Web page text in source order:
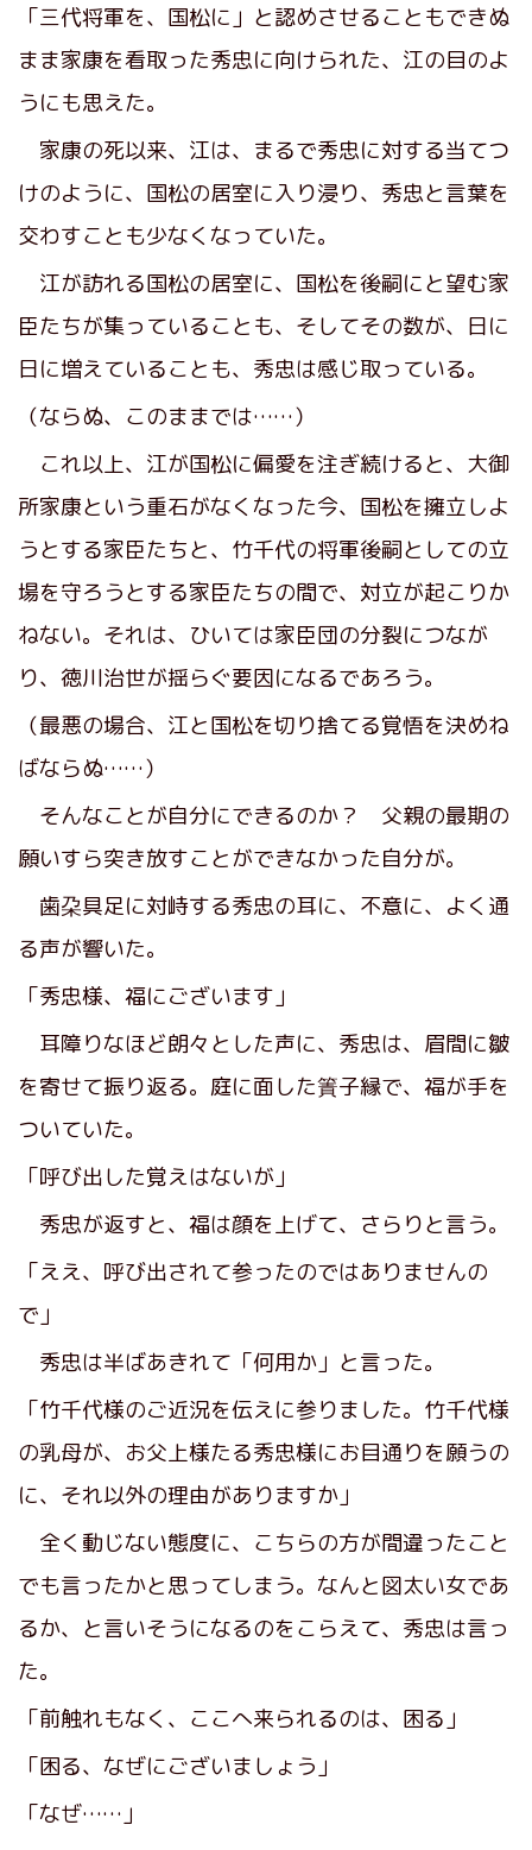
「三代将軍を、国松に」と認めさせることもできぬ
まま家康を看取った秀忠に向けられた、江の目のよ
うにも思えた。
家康の死以来、江は、まるで秀忠に対する当てつ
けのように、国松の居室に入り浸り、秀忠と言葉を
交わすことも少なくなっていた。
江が訪れる国松の居室に、国松を後嗣にと望む家
臣たちが集っていることも、そしてその数が、日に
日に増えていることも、秀忠は感じ取っている。
（ならぬ、このままでは……）
これ以上、江が国松に偏愛を注ぎ続けると、大御
所家康という重石がなくなった今、国松を擁立しよ
うとする家臣たちと、竹千代の将軍後嗣としての立
場を守ろうとする家臣たちの間で、対立が起こりか
ねない。それは、ひいては家臣団の分裂につなが
り、徳川治世が揺らぐ要因になるであろう。
（最悪の場合、江と国松を切り捨てる覚悟を決めね
ばならぬ……）
そんなことが自分にできるのか？ 父親の最期の
願いすら突き放すことができなかった自分が。
歯朶具足に対峙する秀忠の耳に、不意に、よく通
る声が響いた。
「秀忠様、福にございます」
耳障りなほど朗々とした声に、秀忠は、眉間に皺
を寄せて振り返る。庭に面した簀子縁で、福が手を
ついていた。
「呼び出した覚えはないが」
秀忠が返すと、福は顔を上げて、さらりと言う。
「ええ、呼び出されて参ったのではありませんの
で」
秀忠は半ばあきれて「何用か」と言った。
「竹千代様のご近況を伝えに参りました。竹千代様
の乳母が、お父上様たる秀忠様にお目通りを願うの
に、それ以外の理由がありますか」
全く動じない態度に、こちらの方が間違ったこと
でも言ったかと思ってしまう。なんと図太い女であ
るか、と言いそうになるのをこらえて、秀忠は言っ
た。
「前触れもなく、ここへ来られるのは、困る」
「困る、なぜにございましょう」
「なぜ……」